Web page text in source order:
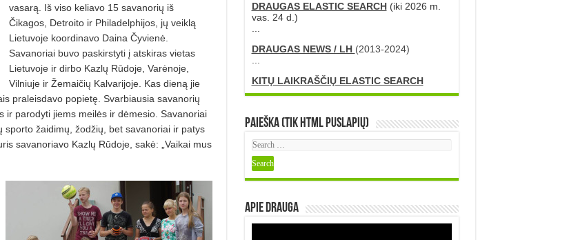
vasarą. Iš viso keliavo 15 savanorių iš
Čikagos, Detroito ir Philadelphijos, jų veiklą
Lietuvoje koordinavo Daina Čyvienė.
Savanoriai buvo paskirstyti į atskiras vietas
Lietuvoje ir dirbo Kazlų Rūdoje, Varėnoje,
Vilniuje ir Žemaičių Kalvarijoje. Kas dieną jie
praleisdavo popietę. Svarbiausia savanorių
ir parodyti jiems meilės ir dėmesio. Savanoriai
žaidimų, žodžių, bet savanoriai ir patys
savanoriavo Kazlų Rūdoje, sakė: „Vaikai mus
DRAUGAS ELASTIC SEARCH(iki 2026 m.
vas. 24 d.)
...
DRAUGAS NEWS / LH (2013-2024)
...
KITŲ LAIKRAŠČIŲ ELASTIC SEARCH
Paieška (tik HTML puslapių)
Apie DRAUGA